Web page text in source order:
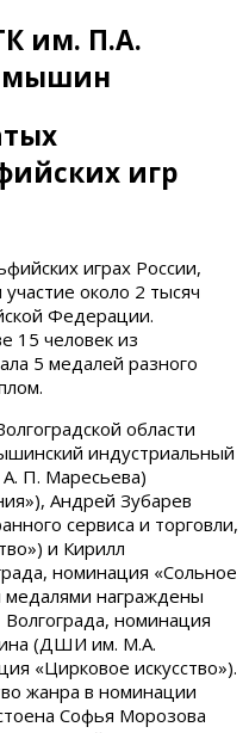
им. П.А.
игр
играх России,
около 2 тысяч
Федерации.
15 человек из
5 медалей разного
области
индустриальный
П. Маресьева)
Андрей Зубарев
сервиса и торговли,
и Кирилл
номинация «Сольное
награждены
номинация
(ДШИ им. М.А.
«Цирковое искусство»).
жанра в номинации
Софья Морозова